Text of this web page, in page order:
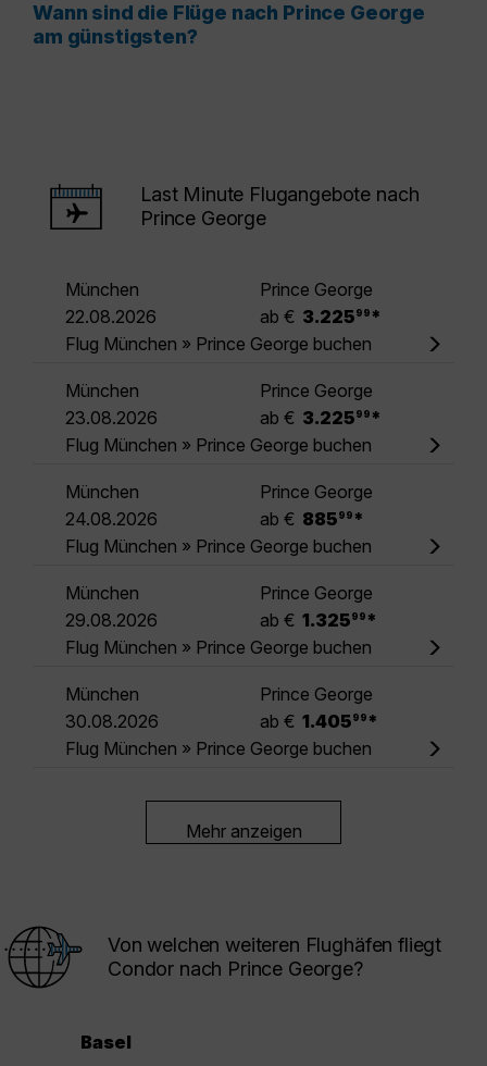
Wann sind die Flüge nach Prince George
am günstigsten?
Last Minute Flugangebote nach
Prince George
München
Prince George
22.08.2026
ab € 3.225 99 *
Flug München » Prince George buchen
München
Prince George
23.08.2026
ab € 3.225 99 *
Flug München » Prince George buchen
München
Prince George
24.08.2026
ab € 885 99 *
Flug München » Prince George buchen
München
Prince George
29.08.2026
ab € 1.325 99 *
Flug München » Prince George buchen
München
Prince George
30.08.2026
ab € 1.405 99 *
Flug München » Prince George buchen
Mehr anzeigen
Von welchen weiteren Flughäfen fliegt
Condor nach Prince George?
Basel